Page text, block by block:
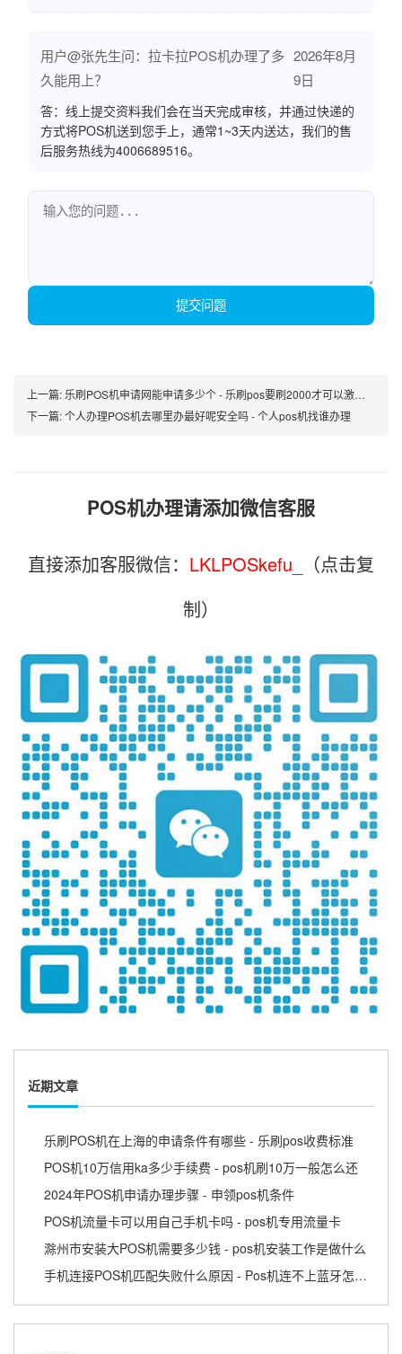
用户@张先生问：拉卡拉POS机办理了多
久能用上？
2026年8月
9日
答：线上提交资料我们会在当天完成审核，并通过快递的
方式将POS机送到您手上，通常1~3天内送达，我们的售
后服务热线为4006689516。
提交问题
上一篇: 乐刷POS机申请网能申请多少个 - 乐刷pos要刷2000才可以激活吗?
下一篇:个人办理POS机去哪里办最好呢安全吗 - 个人pos机找谁办理
POS机办理请添加微信客服
直接添加客服微信： LKLPOSkefu_
（点击复
制）
近期文章
乐刷POS机在上海的申请条件有哪些 - 乐刷pos收费标准
POS机10万信用ka多少手续费 - pos机刷10万一般怎么还
2024年POS机申请办理步骤 - 申领pos机条件
POS机流量卡可以用自己手机卡吗 - pos机专用流量卡
滁州市安装大POS机需要多少钱 - pos机安装工作是做什么
手机连接POS机匹配失败什么原因 - Pos机连不上蓝牙怎么回事